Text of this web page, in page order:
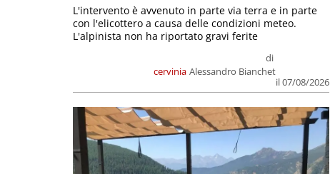
cervinia
di
Alessandro Bianchet
il 07/08/2026
L'intervento è avvenuto in parte via terra e in parte
con l'elicottero a causa delle condizioni meteo.
L'alpinista non ha riportato gravi ferite